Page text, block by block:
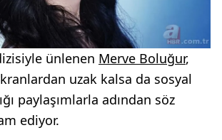
ünlenen Merve Boluğur,
uzak kalsa da sosyal
paylaşımlarla adından söz
ediyor.